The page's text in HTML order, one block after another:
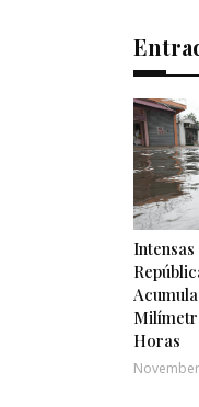
Horas